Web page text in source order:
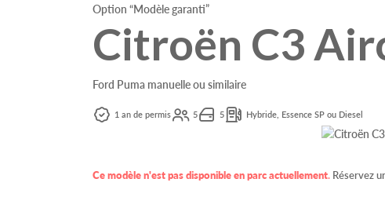
Option “Modèle garanti”
Citroën C3
Ford Puma manuelle ou similaire
1 an de permis 5 5 Hybride, Essence SP ou Diesel
Ce modèle n'est pas disponible en parc actuellement. Réservez